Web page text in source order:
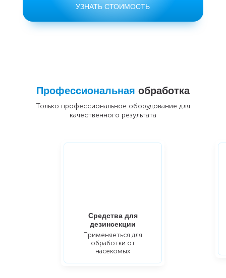
УЗНАТЬ СТОИМОСТЬ
Профессиональная обработка
Только профессиональное оборудование для
качественного результата
Средства для
дезинсекции
Применяеться для
обработки от
насекомых